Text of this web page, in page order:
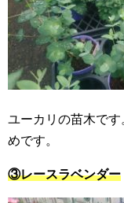
ユーカリの苗木で
めです。
③レースラベンダー